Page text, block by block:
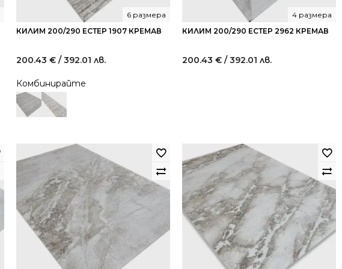
КИЛИМ 200/290 ЕСТЕР 1907 КРЕМАВ
6 размера
200.43 € / 392.01 лв.
Комбинирайте
КИЛИМ 200/290 ЕСТЕР 2962 КРЕМАВ
4 размера
200.43 € / 392.01 лв.